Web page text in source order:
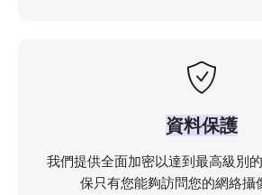
資料保護
我們提供全面加密以達到最高級別
保只有您能夠訪問您的網絡攝